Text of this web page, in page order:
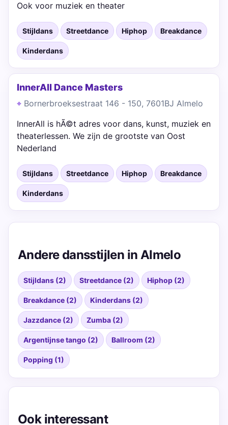
Ook voor muziek en theater
Stijldans Streetdance Hiphop Breakdance
Kinderdans
InnerAll Dance Masters
Bornerbroeksestraat 146 - 150, 7601BJ Almelo
InnerAll is hÃ©t adres voor dans, kunst, muziek en
theaterlessen. We zijn de grootste van Oost
Nederland
Stijldans Streetdance Hiphop Breakdance
Kinderdans
Andere dansstijlen in Almelo
Stijldans (2) Streetdance (2) Hiphop (2)
Breakdance (2) Kinderdans (2)
Jazzdance (2) Zumba (2)
Argentijnse tango (2) Ballroom (2)
Popping (1)
Ook interessant